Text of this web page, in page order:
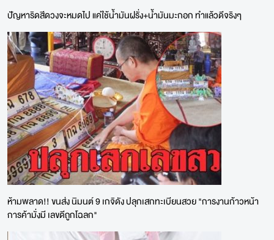
ปัญหาริดสีดวงจะหมดไป แค่ใช้น้ำมันฝรั่ง+น้ำมันมะกอก ทำแล้วดีจริงๆ
ห้ามพลาด!! ขนส่ง นิมนต์ 9 เกจิดัง ปลุกเสกทะเบียนสวย "การงานก้าวหน้า
การค้ามั่งมี เลขดีถูกโฉลก"